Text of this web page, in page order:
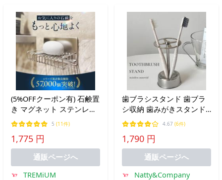
(5%OFFクーポン有) 石鹸置
き マグネット ステンレス
ソープトレー 壁掛け ソー
プディッシュ 浮かせる収
納 浴室 おしゃれ お風呂
バスグッズ yurila
5 (11件)
1,775 円
通販ページへ
TREMiUM
歯ブラシスタンド 歯ブラ
シ収納 歯みがきスタンド
歯ブラシ立て 歯磨き粉ス
タンド 歯ブラシ差し ステ
ンレス 洗面用具 キッチン
用品 清潔 おしゃれ 洗面所
4.67 (6件)
1,790 円
通販ページへ
Natty&Company